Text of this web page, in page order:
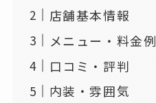
店舗基本情報
メニュー・料金例
口コミ・評判
内装・雰囲気